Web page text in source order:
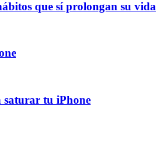
que sí prolongan su vida
saturar tu iPhone